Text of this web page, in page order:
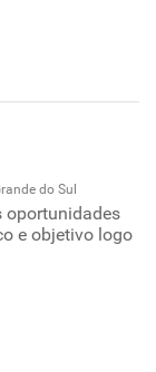
do Sul
oportunidades
e objetivo logo